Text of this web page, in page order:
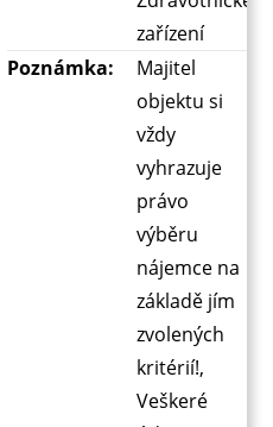
zařízení
Poznámka:
Majitel
objektu si
vždy
vyhrazuje
právo
výběru
nájemce na
základě jím
zvolených
kritérií!,
Veškeré